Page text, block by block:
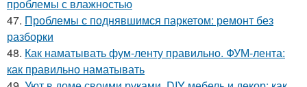
проблемы с влажностью
47. Проблемы с поднявшимся паркетом: ремонт без
разборки
48. Как наматывать фум-ленту правильно. ФУМ-лента:
как правильно наматывать